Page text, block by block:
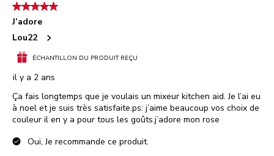
5 étoile(s) sur 5.
J’adore
Lou22
ÉCHANTILLON DU PRODUIT REÇU
il y a 2 ans
Ça fais longtemps que je voulais un mixeur kitchen aid. Je l’ai eu
à noel et je suis très satisfaite.ps: j’aime beaucoup vos choix de
couleur il en y a pour tous les goûts.j’adore mon rose
Oui, Je recommande ce produit.